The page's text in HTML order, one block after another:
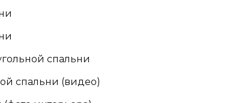
спальни
спальни (видео)